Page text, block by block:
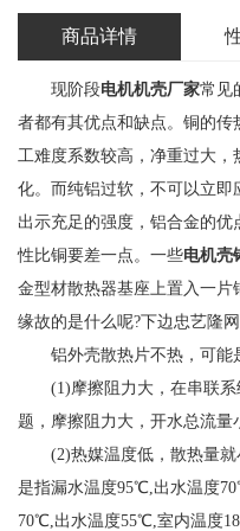
商品详情
现阶段电机机壳厂家常见
者都有其优点和缺点。铜的
工难度系数较高，净重过大
化。而纯铝过软，不可以立即
出示充足的强度，铝合金的
性比铜要差一点。一些电机壳
金型材散热器基座上置入一
缘故的是什么呢?下边忠艺隆
铝外壳散热片不热，可能
(1)摩擦阻力大，在串联
题，摩擦阻力大，开水总流量
(2)热媒温度低，散热量
是指漏水温度95℃,出水温度
70℃,出水温度55℃,室内温度